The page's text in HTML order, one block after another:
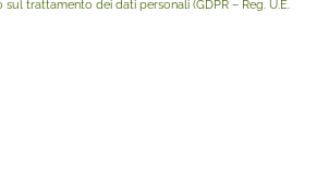
trattamento dei dati personali (GDPR – Reg. U.E.